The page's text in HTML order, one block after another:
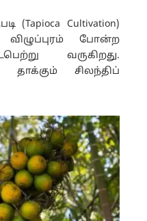
(Tapioca Cultivation)
விழுப்புரம் போன்ற
வருகிறது.
சிலந்திப்